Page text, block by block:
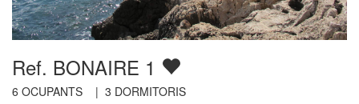
Ref. BONAIRE 1
6 OCUPANTS | 3 DORMITORIS